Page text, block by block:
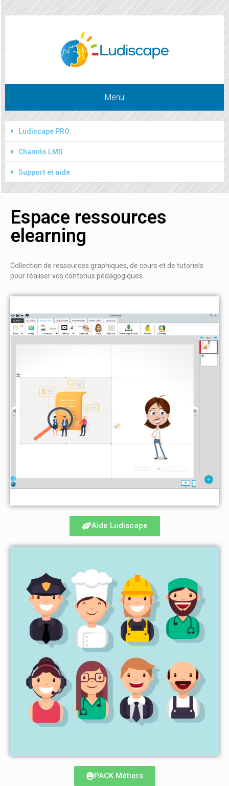
Menu
Ludiscape PRO
Chamilo LMS
Support et aide
Espace ressources
elearning
Collection de ressources graphiques, de cours et de tutoriels
pour réaliser vos contenus pédagogiques.
Aide Ludiscape
PACK Métiers